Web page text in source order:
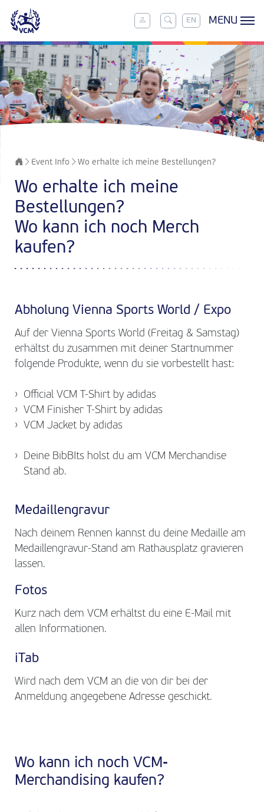
EN MENU
Event Info Wo erhalte ich meine Bestellungen?
Wo erhalte ich meine
Bestellungen?
Wo kann ich noch Merch
kaufen?
Abholung Vienna Sports World / Expo
Auf der Vienna Sports World (Freitag & Samstag)
erhältst du zusammen mit deiner Startnummer
folgende Produkte, wenn du sie vorbestellt hast:
Official VCM T-Shirt by adidas
VCM Finisher T-Shirt by adidas
VCM Jacket by adidas
Deine BibBIts holst du am VCM Merchandise
Stand ab.
Medaillengravur
Nach deinem Rennen kannst du deine Medaille am
Medaillengravur-Stand am Rathausplatz gravieren
lassen.
Fotos
Kurz nach dem VCM erhältst du eine E-Mail mit
allen Informationen.
iTab
Wird nach dem VCM an die von dir bei der
Anmeldung angegebene Adresse geschickt.
Wo kann ich noch VCM-
Merchandising kaufen?